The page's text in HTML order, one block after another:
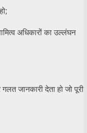
अधिकारों का उल्लंघन
जानकारी देता हो जो पूरी